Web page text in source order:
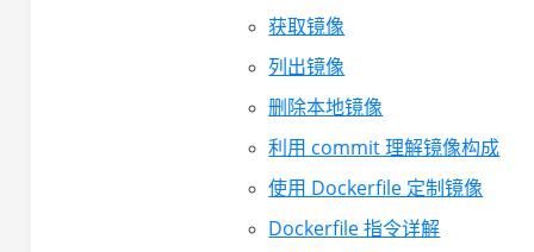
获取镜像
列出镜像
删除本地镜像
利用 commit 理解镜像构成
使用 Dockerfile 定制镜像
Dockerfile 指令详解